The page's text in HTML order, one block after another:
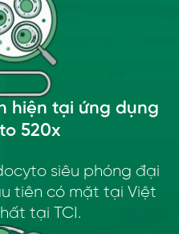
hiện tại ứng dụng
520x
siêu phóng đại
tiên có mặt tại Việt
tại TCI.